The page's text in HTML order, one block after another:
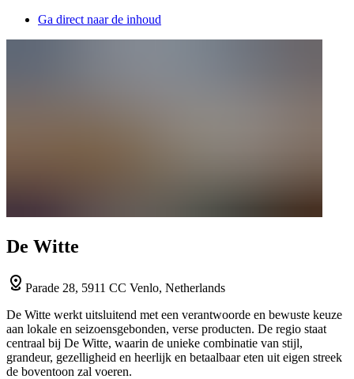
Ga direct naar de inhoud
De Witte
Parade 28, 5911 CC Venlo, Netherlands
De Witte werkt uitsluitend met een verantwoorde en bewuste keuze
aan lokale en seizoensgebonden, verse producten. De regio staat
centraal bij De Witte, waarin de unieke combinatie van stijl,
grandeur, gezelligheid en heerlijk en betaalbaar eten uit eigen streek
de boventoon zal voeren.